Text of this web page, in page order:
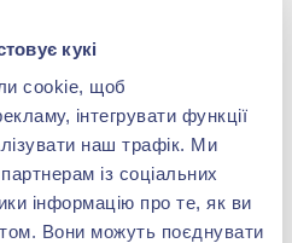
кукі
cookie, щоб
інтегрувати функції
наш трафік. Ми
із соціальних
інформацію про те, як ви
Вони можуть поєднувати
Купити
-40%